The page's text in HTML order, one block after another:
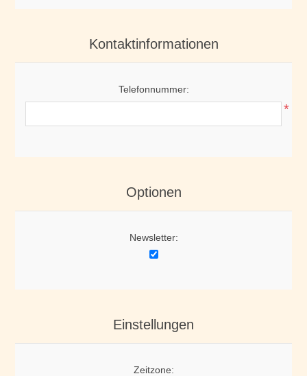
Kontaktinformationen
Telefonnummer:
*
Optionen
Newsletter:
Einstellungen
Zeitzone: